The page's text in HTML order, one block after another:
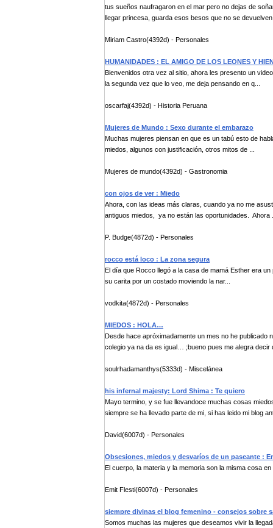
tus sueños naufragaron en el mar pero no dejas de
llegar princesa, guarda esos besos que no se
Miriam Castro(4392d) - Personales
HUMANIDADES : EL AMIGO DE LOS LEONES Y
Bienvenidos otra vez al sitio, ahora les presento un
la segunda vez que lo veo, me deja pensando en q...
oscarfaj(4392d) - Historia Peruana
Mujeres de Mundo : Sexo durante el embarazo
Muchas mujeres piensan en que es un tabú esto de
miedos, algunos con justificación, otros mitos de ...
Mujeres de mundo(4392d) - Gastronomia
con ojos de ver : Miedo
Ahora, con las ideas más claras, cuando ya no me
antiguos miedos, ya no están las oportunidades. Ahora
P. Budge(4872d) - Personales
rocco está loco : La zona segura
El día que Rocco llegó a la casa de mamá Esther era
su carita por un costado moviendo la nar...
vodkita(4872d) - Personales
MIEDOS : HOLA…
Desde hace apróximadamente un mes no he publicado
colegio ya na da es igual… ;bueno pues me alegra decir
soulrhadamanthys(5333d) - Miscelánea
his infernal majesty: Lord Shima : Te quiero
Mayo termino, y se fue llevandoce muchas cosas
siempre se ha llevado parte de mi, si has leido mi blog
David(6007d) - Personales
Obsesiones, miedos y desvaríos de un paseante :
El cuerpo, la materia y la memoria son la misma cosa
Emit Flesti(6007d) - Personales
siempre divinas el blog femenino - consejos sobre
Somos muchas las mujeres que deseamos vivir la